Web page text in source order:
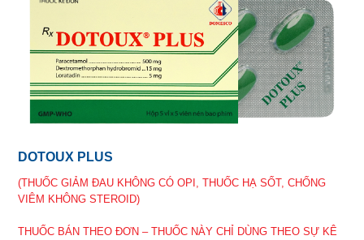
DOTOUX PLUS
(THUỐC GIẢM ĐAU KHÔNG CÓ OPI, THUỐC HẠ SỐT, CHỐNG
VIÊM KHÔNG STEROID)
THUỐC BÁN THEO ĐƠN – THUỐC NÀY CHỈ DÙNG THEO SỰ KÊ